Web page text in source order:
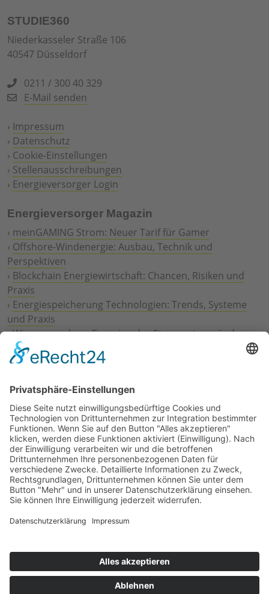
STUDIE360
Niederkasseler Straße 106
40547 Düsseldorf
0211 / 300 40 329
E-Mail senden
› Impressum
› Datenschutz
› Cookie-Einstellungen
› Stellenausschreibungen
› Energieversorger Login
Energieversorger Magazin
› meinGAMING Strom: Neuer Tarif für Gamer
› Offshore-Windenergie: Ausbau, Technik und
Perspektiven
› Blockchain Energiewirtschaft: Chancen, Risiken und
Praxis
› Energiespeicherung Technologien: Trends, Systeme
und Praxis
›Wie erneuerbare Energien das Stromnetz verändern
Digitalisierung Energiewirtschaft: Effizienz, Netze und
Prozesse
Geschäftsmodelle
›Vorstandswechsel Westenergie: Böddeling übernimmt
befristet
›Wasserstoff-Hochlauf: Dialog, Infrastruktur und
konkrete Schritte
›Solaranlage Regenbogenfarben: FC St. Pauli und
LichtBlick installieren erste weltweite Anlage
Jetzt an der STUDIE360 teilnehmen
Wir möchten Transparenz mit einheitlichen Kriterien
kostenlose Teilnahme wichtig. Die Ergebnisse werden
umgehend nach Teilnahme und Auswertung auf
unserer Webseite zur Verfügung gestellt.